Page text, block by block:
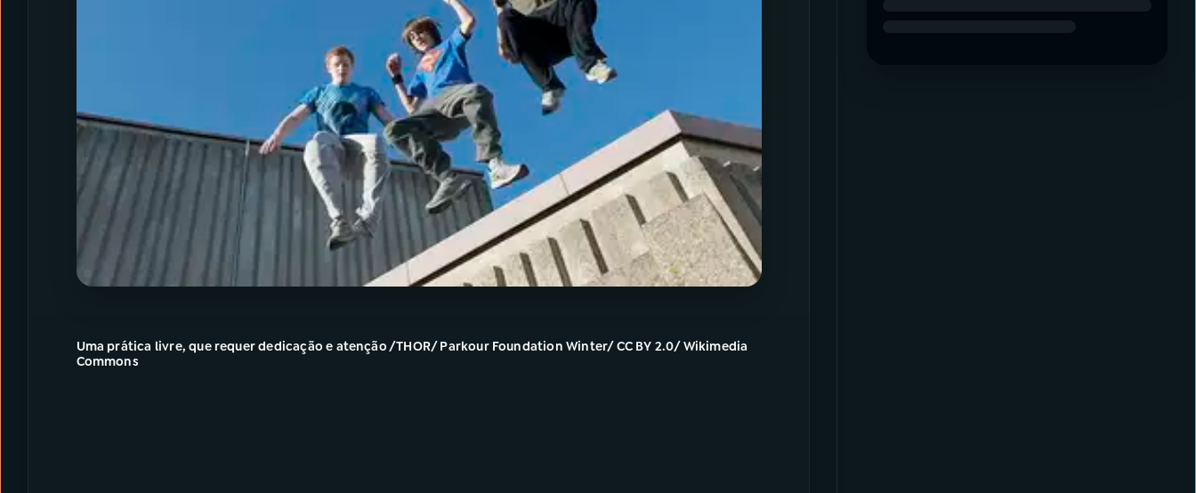
Uma prática livre, que requer dedicação e atenção /THOR/ Parkour Foundation Winter/ CC BY 2.0/ Wikimedia
Commons